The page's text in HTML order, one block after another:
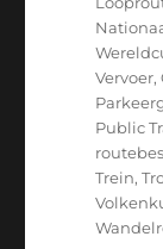
Vervoer,
Public
Trein,